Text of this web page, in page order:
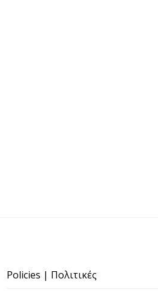
Policies | Πολιτικές